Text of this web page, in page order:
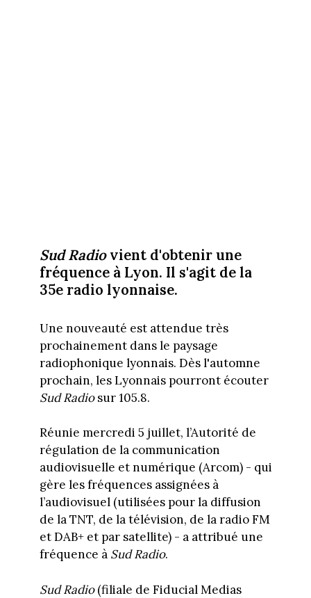
Sud Radiovient d'obtenir une
fréquence à Lyon. Il s'agit de la
35e radio lyonnaise.
Une nouveauté est attendue très
prochainement dans le paysage
radiophonique lyonnais. Dès l'automne
prochain, les Lyonnais pourront écouter
Sud Radiosur 105.8.
Réunie mercredi 5 juillet, l’Autorité de
régulation de la communication
audiovisuelle et numérique (Arcom) - qui
gère les fréquences assignées à
l’audiovisuel (utilisées pour la diffusion
de la TNT, de la télévision, de la radio FM
et DAB+ et par satellite) - a attribué une
fréquence à Sud Radio.
Sud Radio(filiale de Fiducial Medias